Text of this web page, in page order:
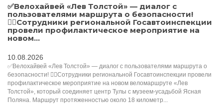
✅Велохайвей «Лев Толстой» — диалог с
пользователями маршрута о безопасности!
🚴‍♂Сотрудники региональной Госавтоинспекции
провели профилактическое мероприятие на
новом...
10.08.2026
✅Велохайвей «Лев Толстой» — диалог с пользователями маршрута о
безопасности! 🚴‍♂Сотрудники региональной Госавтоинспекции провели
профилактическое мероприятие на новом веломаршруте «Лев
Толстой», который соединяет центр Тулы с музеем-усадьбой Ясная
Поляна. Маршрут протяженностью около 18 километр...